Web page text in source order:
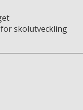
skolutveckling